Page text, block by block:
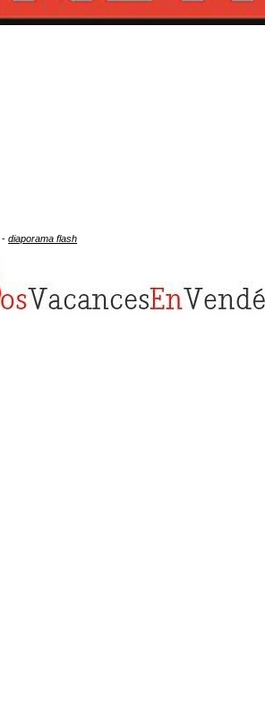
-diaporama flash